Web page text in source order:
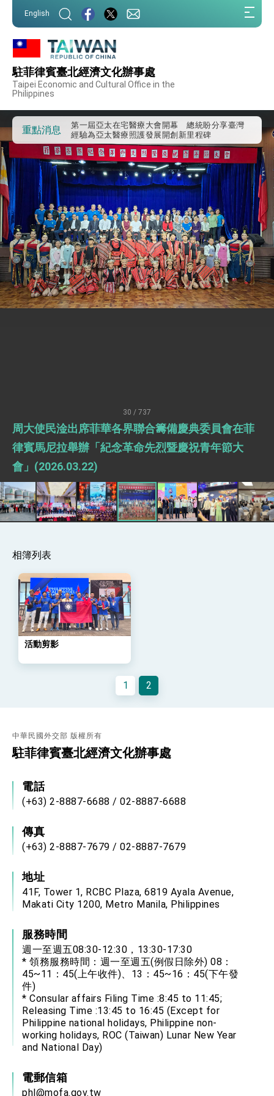
English
駐菲律賓臺北經濟文化辦事處
Taipei Economic and Cultural Office in the
Philippines
重點消息
外交部重要言論
事處」，進一步深化台美交流合作
第一屆亞太在宅醫療大會開幕 總統盼分享臺灣
經驗為亞太醫療照護發展開創新里程碑
外交部發布WHA文宣影片「台灣醫療點亮世界」
及「台灣智慧醫療與健康產業展」預告短片，向
世界展現台灣守護全球健康的創新能量
總統出訪史瓦帝尼返國談話 強調臺灣人有權利
走向世界 盼與理念相近國家共同維護國際秩序
堅定走向世界 賴總統抵達史瓦帝尼王國進行國是
訪問
總統與五院院長新春茶敘 盼化分歧為團結、為
國家邁出合作第一步
總統農曆春節談話
台美貿易協議完成簽署達成6大目標、創5大歷史
性突破 總統強調將以3大面向加速臺灣經濟轉型
升級 籲請立院全力支持並盡速通過
臺美簽署「對等貿易協定」確立對等關稅15%且不
疊加 我輸美2072項產品豁免對等關稅
領 下一個世代的繁榮
外交部長林佳龍接受印尼「時代雜誌」專訪，闡
述印太安全局勢，籲深化台印尼半導體供應鏈合
外交部長林佳龍午宴歡迎美國聯邦參議員蓋耶哥
訪問團
外交部長林佳龍接見美國智庫「德國馬歇爾基金
臺美經貿談判獲階段性成果 卓揆期勉爭取時間完
成「臺美對等貿易協定」簽署
卓揆：臺美關稅談判階段性結果有助臺灣取得有
策略小組」跨部會會議
民調顯示多數國人滿意政府外交表現，高度支持
「總合外交」與台歐美日關係深化
總統以「韌性之島，希望之光」為題發表2026新
年談話
總統主持「守護民主台灣國安行動方案」記者
總統發表執政周年談話 盼面對未來挑戰 堅持
團結 迎風轉型 穩健前行
總統重要談話
30 / 737
周大使民淦出席菲華各界聯合籌備慶典委員會在菲
律賓馬尼拉舉辦「紀念革命先烈暨慶祝青年節大
會」(2026.03.22)
相簿列表
活動剪影
1 2
中華民國外交部 版權所有
駐菲律賓臺北經濟文化辦事處
電話
(+63) 2-8887-6688 / 02-8887-6688
傳真
(+63) 2-8887-7679 / 02-8887-7679
地址
41F, Tower 1, RCBC Plaza, 6819 Ayala Avenue,
Makati City 1200, Metro Manila, Philippines
服務時間
週一至週五08:30-12:30，13:30-17:30
* 領務服務時間：週一至週五(例假日除外) 08：
45~11：45(上午收件)、13：45~16：45(下午發
件)
* Consular affairs Filing Time :8:45 to 11:45;
Releasing Time :13:45 to 16:45 (Except for
Philippine national holidays, Philippine non-
working holidays, ROC (Taiwan) Lunar New Year
and National Day)
電郵信箱
phl@mofa.gov.tw